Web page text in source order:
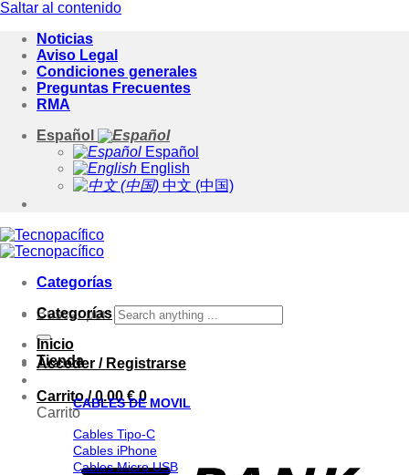
Saltar al contenido
Noticias
Aviso Legal
Condiciones generales
Preguntas Frecuentes
RMA
Español
Español
English
中文 (中国)
Categorías
Buscar por:
Acceder / Registrarse
Carrito /0.00€ 0
Carrito
Categorías
Inicio
Tienda
CABLES DE MOVIL
Cables Tipo-C
Cables iPhone
Cables Micro USB